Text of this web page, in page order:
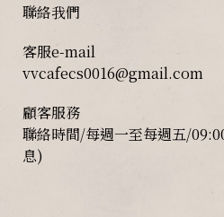
聯絡我們
客服e-mail
vvcafecs0016@gmail.com
顧客服務
聯絡時間/每週一至每週五/
息)